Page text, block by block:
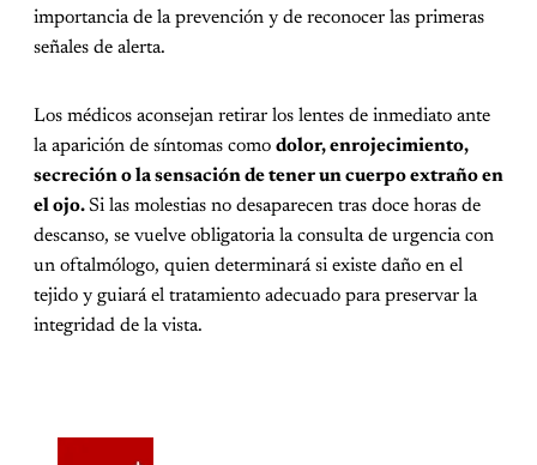
importancia de la prevención y de reconocer las primeras
señales de alerta.
Los médicos aconsejan retirar los lentes de inmediato ante
la aparición de síntomas como dolor, enrojecimiento,
secreción o la sensación de tener un cuerpo extraño en
el ojo.Si las molestias no desaparecen tras doce horas de
descanso, se vuelve obligatoria la consulta de urgencia con
un oftalmólogo, quien determinará si existe daño en el
tejido y guiará el tratamiento adecuado para preservar la
integridad de la vista.